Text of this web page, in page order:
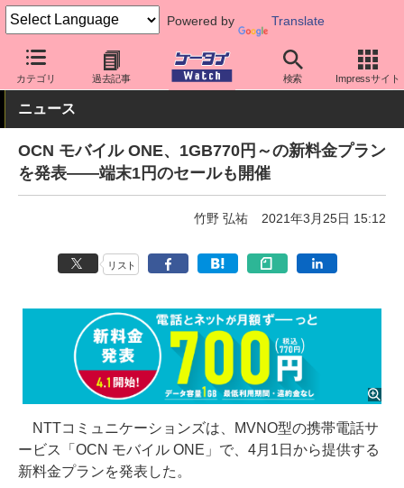
Powered by Translate
カテゴリ 過去記事 検索 Impressサイト
ケータイ Watch 格安スマホ/格安SIM 格安SIM/MVNO OCN
ニュース
OCN モバイル ONE、1GB770円～の新料金プラン
を発表――端末1円のセールも開催
竹野 弘祐 2021年3月25日 15:12
リスト
NTTコミュニケーションズは、MVNO型の携帯電話サ
ービス「OCN モバイル ONE」で、4月1日から提供する
新料金プランを発表した。